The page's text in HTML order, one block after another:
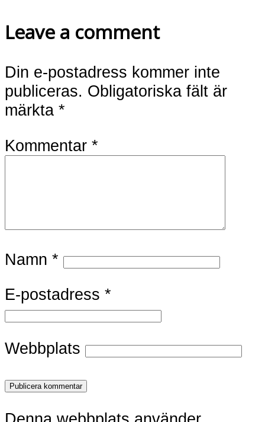
Leave a comment
Din e-postadress kommer inte
publiceras. Obligatoriska fält är
märkta *
Kommentar *
Namn *
E-postadress *
Webbplats